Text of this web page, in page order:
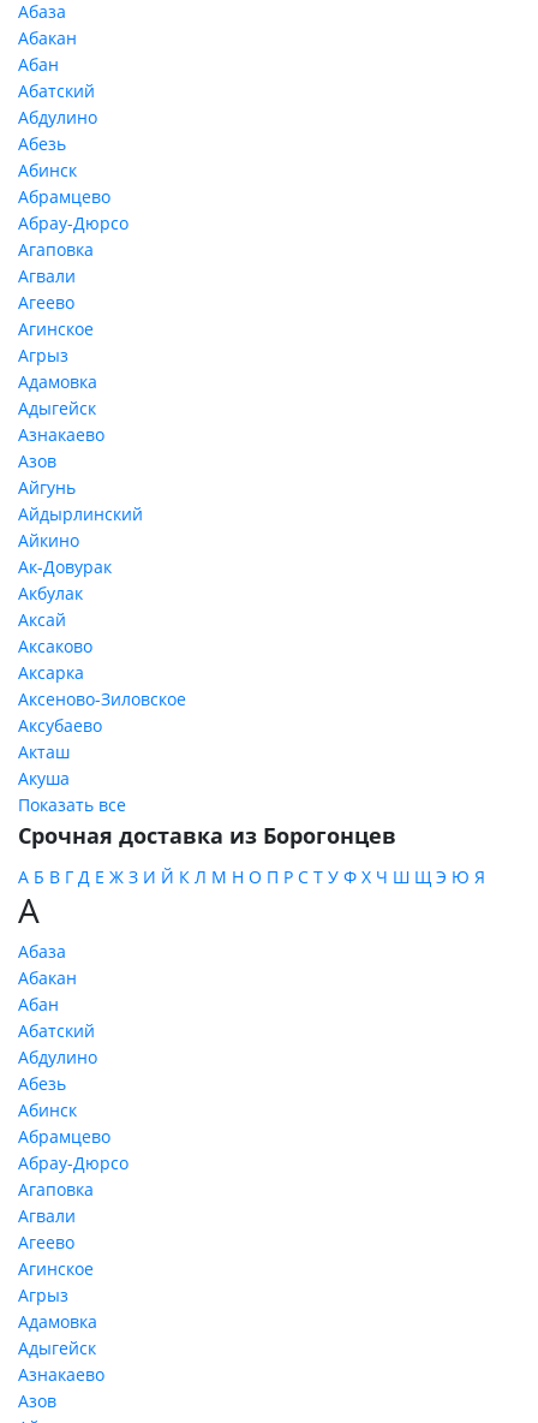
Абаза
Абакан
Абан
Абатский
Абдулино
Абезь
Абинск
Абрамцево
Абрау-Дюрсо
Агаповка
Агвали
Агеево
Агинское
Агрыз
Адамовка
Адыгейск
Азнакаево
Азов
Айгунь
Айдырлинский
Айкино
Ак-Довурак
Акбулак
Аксай
Аксаково
Аксарка
Аксеново-Зиловское
Аксубаево
Акташ
Акуша
Показать все
Срочная доставка из Борогонцев
А Б В Г Д Е Ж З И Й К Л М Н О П Р С Т У Ф Х Ч Ш Щ Э Ю Я
А
Абаза
Абакан
Абан
Абатский
Абдулино
Абезь
Абинск
Абрамцево
Абрау-Дюрсо
Агаповка
Агвали
Агеево
Агинское
Агрыз
Адамовка
Адыгейск
Азнакаево
Азов